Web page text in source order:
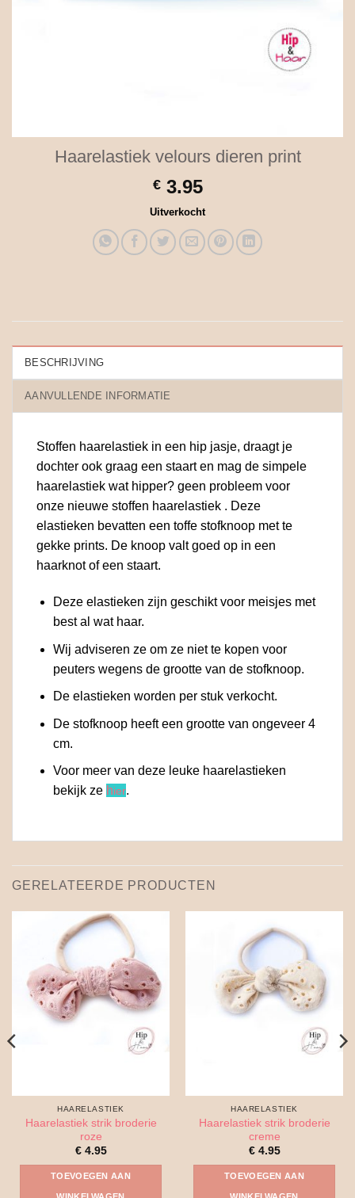
Haarelastiek velours dieren print
€3.95
Uitverkocht
BESCHRIJVING
AANVULLENDE INFORMATIE
Stoffen haarelastiek in een hip jasje, draagt je
dochter ook graag een staart en mag de simpele
haarelastiek wat hipper? geen probleem voor
onze nieuwe stoffen haarelastiek . Deze
elastieken bevatten een toffe stofknoop met te
gekke prints. De knoop valt goed op in een
haarknot of een staart.
Deze elastieken zijn geschikt voor meisjes met
best al wat haar.
Wij adviseren ze om ze niet te kopen voor
peuters wegens de grootte van de stofknoop.
De elastieken worden per stuk verkocht.
De stofknoop heeft een grootte van ongeveer 4
cm.
Voor meer van deze leuke haarelastieken
bekijk ze hier.
GERELATEERDE PRODUCTEN
HAARELASTIEK
Haarelastiek strik broderie
roze
€4.95
TOEVOEGEN AAN
HAARELASTIEK
Haarelastiek strik broderie
creme
€4.95
TOEVOEGEN AAN